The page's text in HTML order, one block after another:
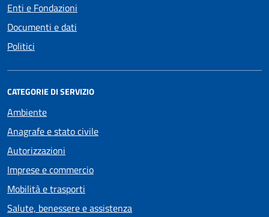
Enti e Fondazioni
Documenti e dati
Politici
CATEGORIE DI SERVIZIO
Ambiente
Anagrafe e stato civile
Autorizzazioni
Imprese e commercio
Mobilità e trasporti
Salute, benessere e assistenza